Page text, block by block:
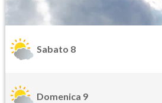
Sabato 8
Domenica 9